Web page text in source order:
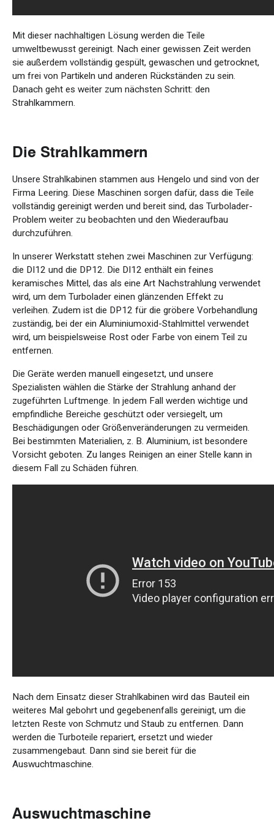
Mit dieser nachhaltigen Lösung werden die Teile
umweltbewusst gereinigt. Nach einer gewissen Zeit werden
sie außerdem vollständig gespült, gewaschen und getrocknet,
um frei von Partikeln und anderen Rückständen zu sein.
Danach geht es weiter zum nächsten Schritt: den
Strahlkammern.
Die Strahlkammern
Unsere Strahlkabinen stammen aus Hengelo und sind von der
Firma Leering. Diese Maschinen sorgen dafür, dass die Teile
vollständig gereinigt werden und bereit sind, das Turbolader-
Problem weiter zu beobachten und den Wiederaufbau
durchzuführen.
In unserer Werkstatt stehen zwei Maschinen zur Verfügung:
die DI12 und die DP12. Die DI12 enthält ein feines
keramisches Mittel, das als eine Art Nachstrahlung verwendet
wird, um dem Turbolader einen glänzenden Effekt zu
verleihen. Zudem ist die DP12 für die gröbere Vorbehandlung
zuständig, bei der ein Aluminiumoxid-Stahlmittel verwendet
wird, um beispielsweise Rost oder Farbe von einem Teil zu
entfernen.
Die Geräte werden manuell eingesetzt, und unsere
Spezialisten wählen die Stärke der Strahlung anhand der
zugeführten Luftmenge. In jedem Fall werden wichtige und
empfindliche Bereiche geschützt oder versiegelt, um
Beschädigungen oder Größenveränderungen zu vermeiden.
Bei bestimmten Materialien, z. B. Aluminium, ist besondere
Vorsicht geboten. Zu langes Reinigen an einer Stelle kann in
diesem Fall zu Schäden führen.
Nach dem Einsatz dieser Strahlkabinen wird das Bauteil ein
weiteres Mal gebohrt und gegebenenfalls gereinigt, um die
letzten Reste von Schmutz und Staub zu entfernen. Dann
werden die Turboteile repariert, ersetzt und wieder
zusammengebaut. Dann sind sie bereit für die
Auswuchtmaschine.
Auswuchtmaschine